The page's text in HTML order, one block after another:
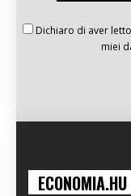
Dichiaro di aver
miei
ECONOMIA.HU